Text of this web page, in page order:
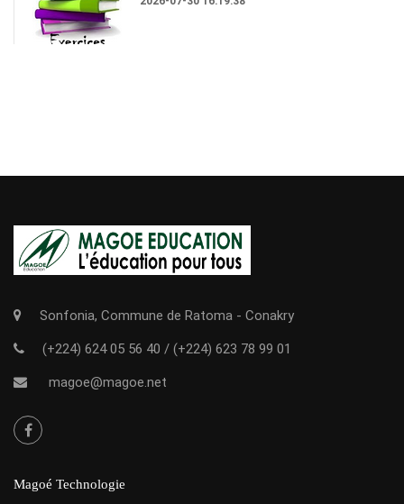
Sonfonia, Commune de Ratoma - Conakry
(+224) 624 05 56 40 / (+224) 623 78 99 01
magoe@magoe.net
Magoé Technologie